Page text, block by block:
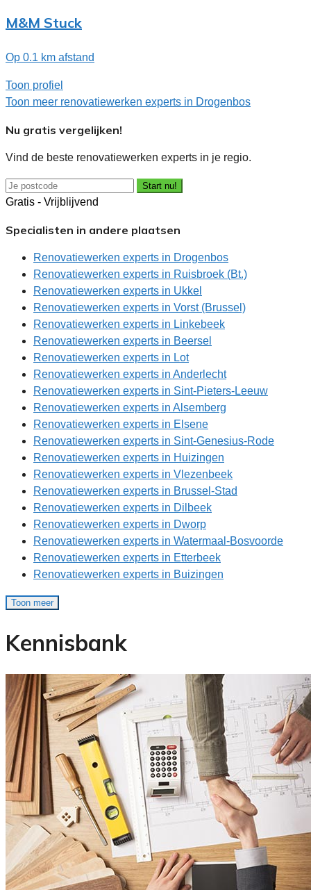
M&M Stuck
Op 0.1 km afstand
Toon profiel
Toon meer renovatiewerken experts in Drogenbos
Nu gratis vergelijken!
Vind de beste renovatiewerken experts in je regio.
Start nu!
Gratis - Vrijblijvend
Specialisten in andere plaatsen
Renovatiewerken experts in Drogenbos
Renovatiewerken experts in Ruisbroek (Bt.)
Renovatiewerken experts in Ukkel
Renovatiewerken experts in Vorst (Brussel)
Renovatiewerken experts in Linkebeek
Renovatiewerken experts in Beersel
Renovatiewerken experts in Lot
Renovatiewerken experts in Anderlecht
Renovatiewerken experts in Sint-Pieters-Leeuw
Renovatiewerken experts in Alsemberg
Renovatiewerken experts in Elsene
Renovatiewerken experts in Sint-Genesius-Rode
Renovatiewerken experts in Huizingen
Renovatiewerken experts in Vlezenbeek
Renovatiewerken experts in Brussel-Stad
Renovatiewerken experts in Dilbeek
Renovatiewerken experts in Dworp
Renovatiewerken experts in Watermaal-Bosvoorde
Renovatiewerken experts in Etterbeek
Renovatiewerken experts in Buizingen
Toon meer
Kennisbank